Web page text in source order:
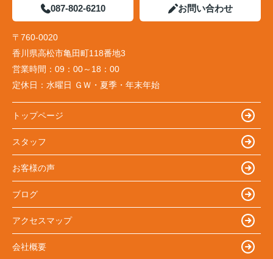
087-802-6210 お問い合わせ
〒760-0020
香川県高松市亀田町118番地3
営業時間： 09：00～18：00
定休日： 水曜日 ＧＷ・夏季・年末年始
トップページ
スタッフ
お客様の声
ブログ
アクセスマップ
会社概要